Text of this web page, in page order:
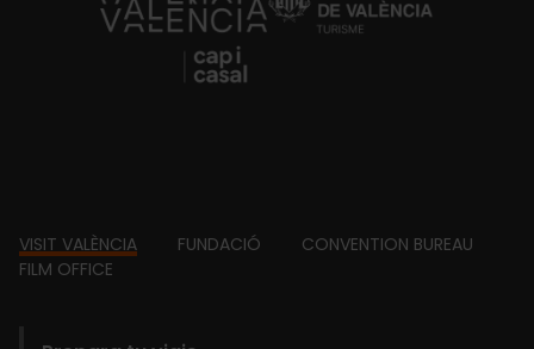
https://fundacion.visitvalencia.com/
Footer
VISIT VALÈNCIA FUNDACIÓ
CONVENTION BUREAU
FILM OFFICE